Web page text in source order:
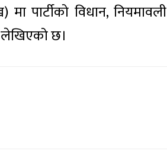
पार्टीको विधान, नियमावली
लेखिएको छ।